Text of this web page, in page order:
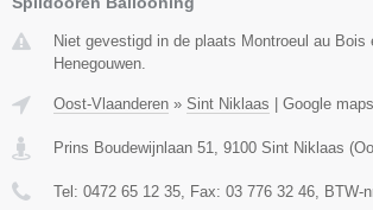
Niet gevestigd in de plaats Montroeul au Bois
Henegouwen.
Oost-Vlaanderen » Sint Niklaas | Google maps
Prins Boudewijnlaan 51 9100 Sint Niklaas (
Tel: 0472 65 12 35 , Fax: 03 776 32 46 , BTW-